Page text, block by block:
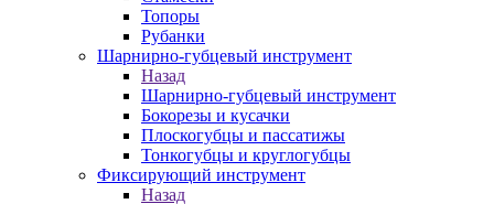
Топоры
Рубанки
Шарнирно-губцевый инструмент
Назад
Шарнирно-губцевый инструмент
Бокорезы и кусачки
Плоскогубцы и пассатижы
Тонкогубцы и круглогубцы
Фиксирующий инструмент
Назад